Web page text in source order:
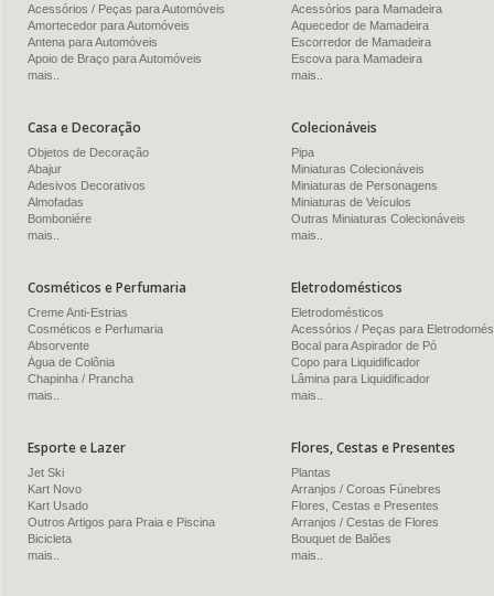
Acessórios / Peças para Automóveis
Amortecedor para Automóveis
Antena para Automóveis
Apoio de Braço para Automóveis
mais..
Acessórios para Mamadeira
Aquecedor de Mamadeira
Escorredor de Mamadeira
Escova para Mamadeira
mais..
Casa e Decoração
Objetos de Decoração
Abajur
Adesivos Decorativos
Almofadas
Bomboniére
mais..
Colecionáveis
Pipa
Miniaturas Colecionáveis
Miniaturas de Personagens
Miniaturas de Veículos
Outras Miniaturas Colecionáveis
mais..
Cosméticos e Perfumaria
Creme Anti-Estrias
Cosméticos e Perfumaria
Absorvente
Água de Colônia
Chapinha / Prancha
mais..
Eletrodomésticos
Eletrodomésticos
Acessórios / Peças para
Bocal para Aspirador de Pó
Copo para Liquidificador
Lâmina para Liquidificador
mais..
Esporte e Lazer
Jet Ski
Kart Novo
Kart Usado
Outros Artigos para Praia e Piscina
Bicicleta
mais..
Flores, Cestas e Presentes
Plantas
Arranjos / Coroas Fúnebres
Flores, Cestas e Presentes
Arranjos / Cestas de Flores
Bouquet de Balões
mais..